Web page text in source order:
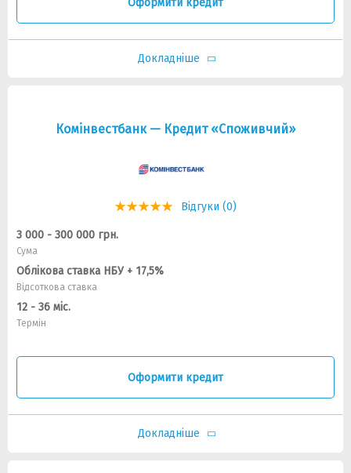
Докладніше
Комiнвестбанк — Кредит «Споживчий»
Відгуки (0)
3 000 - 300 000 грн.
Сума
Облікова ставка НБУ + 17,5%
Відсоткова ставка
12 - 36 міс.
Термін
Оформити кредит
Докладніше